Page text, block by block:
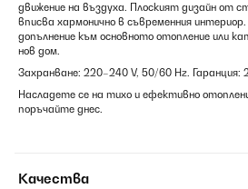
движение на въздуха. Плоският дизайн от
вписва хармонично в съвременния
допълнение към основното отопление или
нов дом.
Захранване: 220–240 V, 50/60 Hz. Гаранция:
Насладете се на тихо и ефективно
поръчайте днес.
Качества